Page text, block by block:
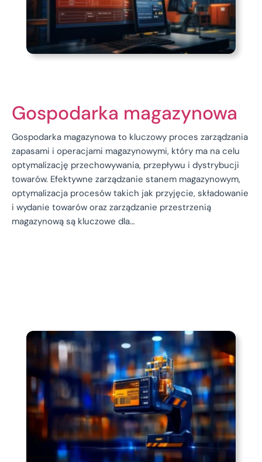
Gospodarka magazynowa
Gospodarka magazynowa to kluczowy proces zarządzania
zapasami i operacjami magazynowymi, który ma na celu
optymalizację przechowywania, przepływu i dystrybucji
towarów. Efektywne zarządzanie stanem magazynowym,
optymalizacja procesów takich jak przyjęcie, składowanie
i wydanie towarów oraz zarządzanie przestrzenią
magazynową są kluczowe dla…